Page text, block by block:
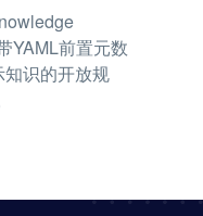
YAML前置元数
识的开放规